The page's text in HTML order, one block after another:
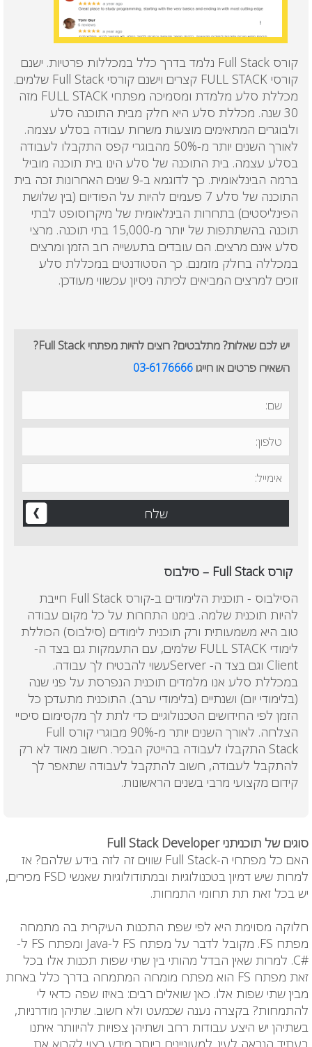
קורס Full Stack נלמד בדרך כלל במכללות פרטיות. ישנם
קורסי FULL STACK קצרים וישנם קורסי Full Stack שלמים.
מכללת סלע מלמדת ומסמיכה מפתחי FULL STACK מזה
30 שנה. מכללת סלע היא חלק מבית התוכנה סלע
ולבוגרים המתאימים מוצעות משרות עבודה בסלע עצמה.
לאורך השנים יותר מ-50% מהבוגרי קפס התקבלו לעבודה
בסלע עצמה. בית התוכנה של סלע הינו בית תוכנה מוביל
ברמה הבינלאומית. כך לדוגמא ב-9 שנים האחרונות זכה בית
התוכנה של סלע 7 פעמים להיות על הפודיום (בין שלושת
הפינליסטים) בתחרות הבינלאומית של מיקרוסופט לבתי
תוכנה בהשתתפות של יותר מ-15,000 בתי תוכנה. מרצי
סלע אינם מרצים. הם עובדים בתעשייה רוב הזמן ומרצים
במכללה בחלק מזמנם. כך הסטודנטים במכללת סלע
זוכים למרצים המביאים לכיתה ניסיון עכשווי מעודכן.
יש לכם שאלות? מתלבטים? רוצים להיות מפתחי Full Stack?
השאירו פרטים או חייגו03-6176666
קורס Full Stack – סילבוס
הסילבוס - תוכנית הלימודים ב-קורס Full Stack חייבת
להיות תוכנית שלמה. בימנו התחרות על כל מקום עבודה
טוב היא משמעותית ורק תוכנית לימודים (סילבוס) הכוללת
לימודי FULL STACK שלמים, עם התעמקות גם בצד ה-
Client וגם בצד ה- Serverעשוי להבטיח לך עבודה.
במכללת סלע אנו מלמדים תוכנית הנפרסת על פני שנה
(בלימודי יום) ושנתיים (בלימודי ערב). התוכנית מתעדכן כל
הזמן לפי החידושים הטכנולוגיים כדי לתת לך מקסימום סיכויי
הצלחה. לאורך השנים יותר מ-90% מבוגרי קורס
Full
Stack התקבלו לעבודה בהייטק הבכיר. חשוב מאוד לא רק
להתקבל לעבודה, חשוב להתקבל לעבודה שתאפר לך
קידום מקצועי מרבי בשנים הראשונות.
סוגים של תוכניתני Full Stack Developer
האם כל מפתחי ה-Full Stack שווים זה לזה בידע שלהם? אז
למרות שיש דמיון בטכנולוגיות ובמתודולוגיות שאנשי FSD מכירים,
יש בכל זאת תת תחומי התמחות.
חלוקה מסוימת היא לפי שפת התכנות העיקרית בה מתמחה
מפתח FS. מקובל לדבר על מפתח FS ל-Java ומפתח FS ל-
#C. למרות שאין הבדל מהותי בין שתי שפות תכנות אלו בכל
זאת מפתח FS הוא מפתח מומחה המתמחה בדרך כלל באחת
מבין שתי שפות אלו. כאן שואלים רבים: באיזו שפה כדאי לי
להתמחות? בקצרה נענה שכמעט ולא חשוב. שתיהן מודרניות,
בשתיהן יש היצע עבודות רחב ושתיהן צפויות להיוותר איתנו